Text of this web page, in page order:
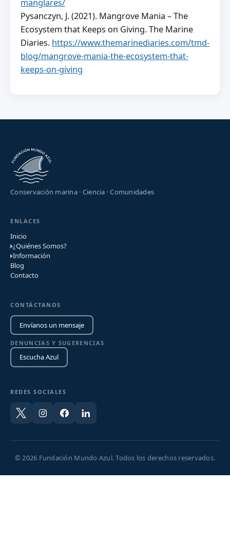
manglares/
Pysanczyn, J. (2021). Mangrove Mania – The
Ecosystem that Keeps on Giving. The Marine
Diaries. https://www.themarinediaries.com/tmd-
blog/mangrove-mania-the-ecosystem-that-
keeps-on-giving
Conservación marina · Ciencia · Comunidades
ENLACES
Inicio
¿Quiénes Somos?
Información
Blog
Contacto
CONTÁCTANOS
Envíanos un mensaje
DENUNCIAS Y SUGERENCIAS
Escucha Azul
REDES SOCIALES
© 2026 Fundación Mundo Azul. Todos los derechos reservados.